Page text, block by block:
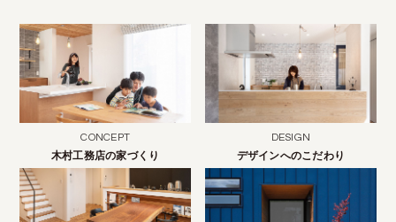
CONCEPT
木村工務店の家づくり
DESIGN
デザインへのこだわり